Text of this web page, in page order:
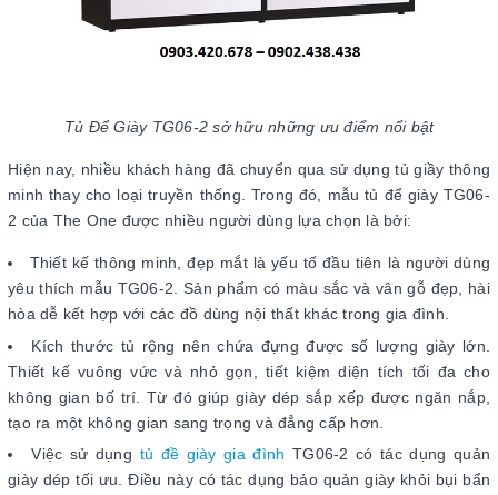
Tủ Để Giày TG06-2 sở hữu những ưu điểm nổi bật
Hiện nay, nhiều khách hàng đã chuyển qua sử dụng tủ giầy thông
minh thay cho loại truyền thống. Trong đó, mẫu tủ để giày TG06-
2 của The One được nhiều người dùng lựa chọn là bởi:
Thiết kế thông minh, đẹp mắt là yếu tố đầu tiên là người dùng
yêu thích mẫu TG06-2. Sản phẩm có màu sắc và vân gỗ đẹp, hài
hòa dễ kết hợp với các đồ dùng nội thất khác trong gia đình.
Kích thước tủ rộng nên chứa đựng được số lượng giày lớn.
Thiết kế vuông vức và nhỏ gọn, tiết kiệm diện tích tối đa cho
không gian bố trí. Từ đó giúp giày dép sắp xếp được ngăn nắp,
tạo ra một không gian sang trọng và đẳng cấp hơn.
Việc sử dụng tủ đề giày gia đình TG06-2 có tác dụng quản
giày dép tối ưu. Điều này có tác dụng bảo quản giày khỏi bụi bẩn